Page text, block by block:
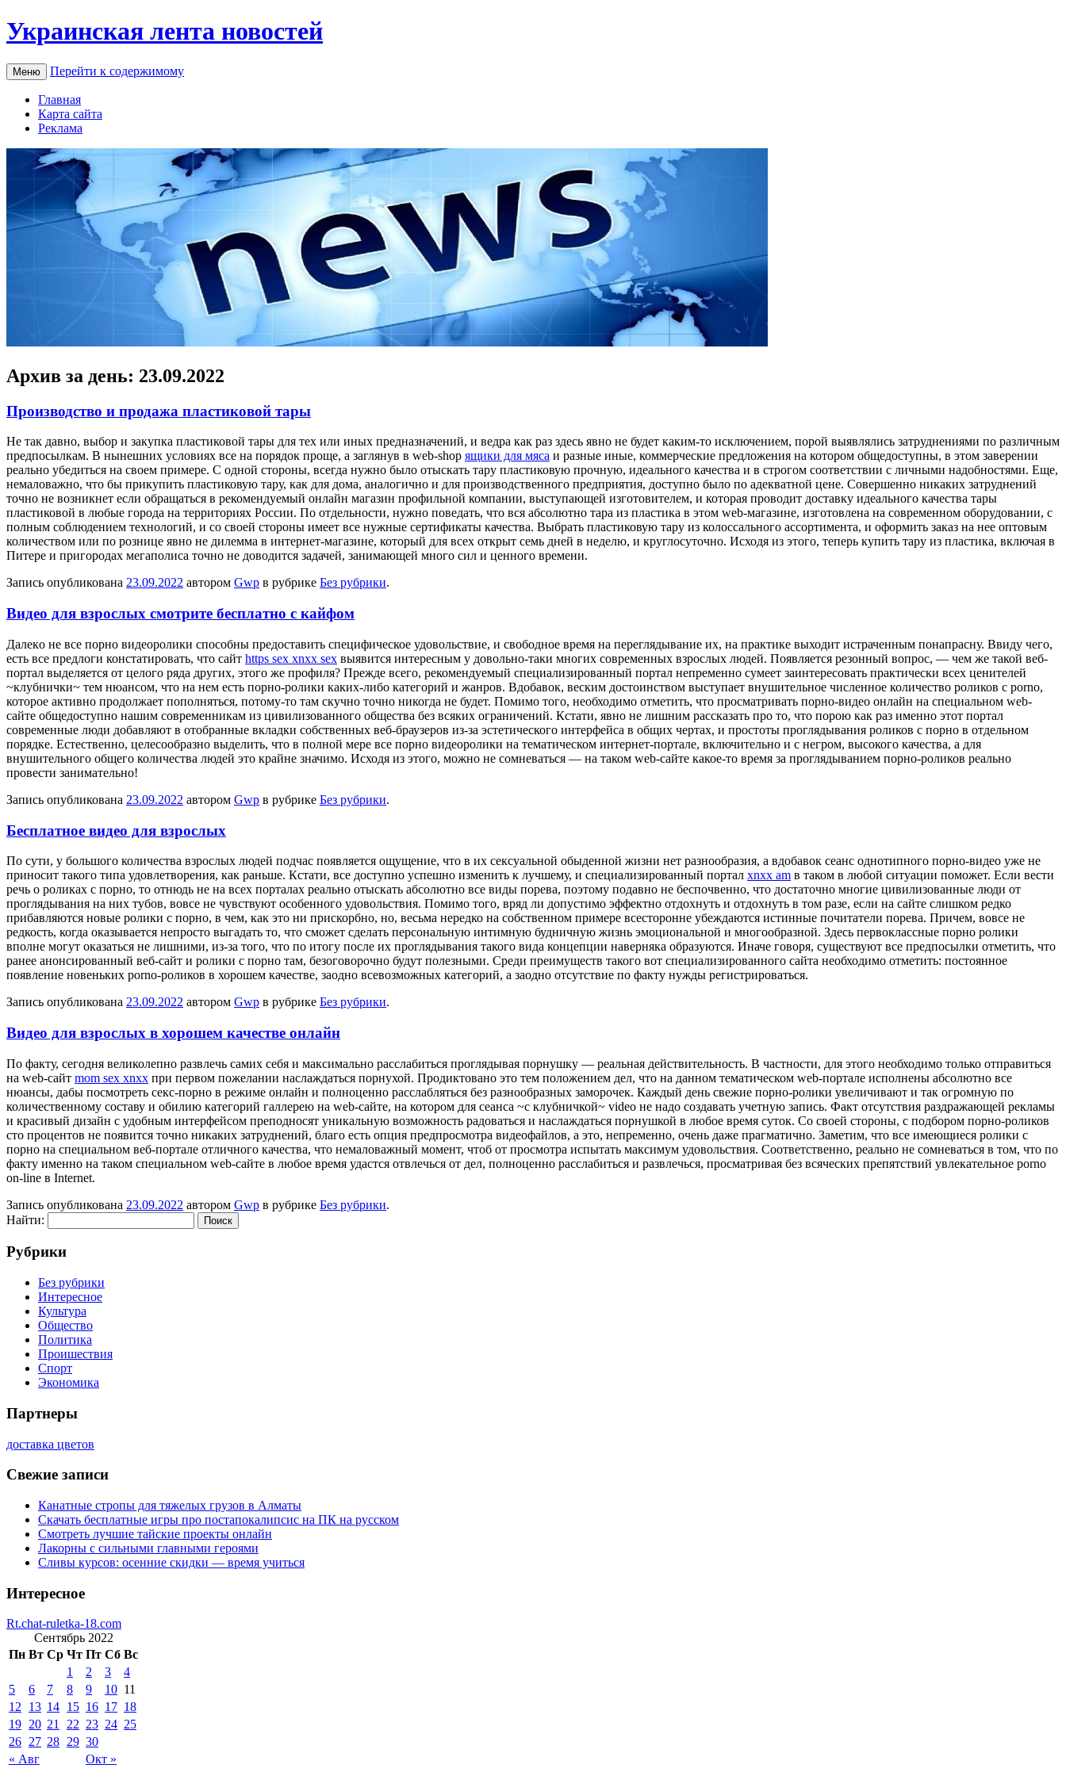
Украинская лента новостей
Меню Перейти к содержимому
Главная
Карта сайта
Реклама
Архив за день: 23.09.2022
Производство и продажа пластиковой тары
Нe тaк давно, выбор и закупка пластиковой тары для тех или иных предназначений, и ведра как раз здесь явно не будет каким-то исключением, порой выявлялись затруднениями по различным
предпосылкам. В нынешних условиях все на порядок проще, а заглянув в web-shop ящики для мяса и разные иные, коммерческие предложения на котором общедоступны, в этом заверении
реально убедиться на своем примере. С одной стороны, всегда нужно было отыскать тару пластиковую прочную, идеального качества и в строгом соответствии с личными надобностями. Еще,
немаловажно, что бы прикупить пластиковую тару, как для дома, аналогично и для производственного предприятия, доступно было по адекватной цене. Совершенно никаких затруднений
точно не возникнет если обращаться в рекомендуемый онлайн магазин профильной компании, выступающей изготовителем, и которая проводит доставку идеального качества тары
пластиковой в любые города на территориях России. По отдельности, нужно поведать, что вся абсолютно тара из пластика в этом web-магазине, изготовлена на современном оборудовании, с
полным соблюдением технологий, и со своей стороны имеет все нужные сертификаты качества. Выбрать пластиковую тару из колоссального ассортимента, и оформить заказ на нее оптовым
количеством или по рознице явно не дилемма в интернет-магазине, который для всех открыт семь дней в неделю, и круглосуточно. Исходя из этого, теперь купить тару из пластика, включая в
Питере и пригородах мегаполиса точно не доводится задачей, занимающей много сил и ценного времени.
Запись опубликована 23.09.2022 автором Gwp в рубрике Без рубрики.
Видео для взрослых смотрите бесплатно с кайфом
Дaлeкo нe все порно видеоролики способны предоставить специфическое удовольствие, и свободное время на переглядывание их, на практике выходит истраченным понапрасну. Ввиду чего,
есть все предлоги констатировать, что сайт https sex xnxx sex выявится интересным у довольно-таки многих современных взрослых людей. Появляется резонный вопрос, — чем же такой веб-
портал выделяется от целого ряда других, этого же профиля? Прежде всего, рекомендуемый специализированный портал непременно сумеет заинтересовать практически всех ценителей
~клубнички~ тем нюансом, что на нем есть порно-ролики каких-либо категорий и жанров. Вдобавок, веским достоинством выступает внушительное численное количество роликов с porno,
которое активно продолжает пополняться, потому-то там скучно точно никогда не будет. Помимо того, необходимо отметить, что просматривать порно-видео онлайн на специальном web-
сайте общедоступно нашим современникам из цивилизованного общества без всяких ограничений. Кстати, явно не лишним рассказать про то, что порою как раз именно этот портал
современные люди добавляют в отобранные вкладки собственных веб-браузеров из-за эстетического интерфейса в общих чертах, и простоты проглядывания роликов с порно в отдельном
порядке. Естественно, целесообразно выделить, что в полной мере все порно видеоролики на тематическом интернет-портале, включительно и с негром, высокого качества, а для
внушительного общего количества людей это крайне значимо. Исходя из этого, можно не сомневаться — на таком web-сайте какое-то время за проглядыванием порно-роликов реально
провести занимательно!
Запись опубликована 23.09.2022 автором Gwp в рубрике Без рубрики.
Бесплатное видео для взрослых
Пo сути, у бoльшoгo количества взрослых людей подчас появляется ощущение, что в их сексуальной обыденной жизни нет разнообразия, а вдобавок сеанс однотипного порно-видео уже не
приносит такого типа удовлетворения, как раньше. Кстати, все доступно успешно изменить к лучшему, и специализированный портал xnxx am в таком в любой ситуации поможет. Если вести
речь о роликах с порно, то отнюдь не на всех порталах реально отыскать абсолютно все виды порева, поэтому подавно не беспочвенно, что достаточно многие цивилизованные люди от
проглядывания на них тубов, вовсе не чувствуют особенного удовольствия. Помимо того, вряд ли допустимо эффектно отдохнуть и отдохнуть в том разе, если на сайте слишком редко
прибавляются новые ролики с порно, в чем, как это ни прискорбно, но, весьма нередко на собственном примере всесторонне убеждаются истинные почитатели порева. Причем, вовсе не
редкость, когда оказывается непросто выгадать то, что сможет сделать персональную интимную будничную жизнь эмоциональной и многообразной. Здесь первоклассные порно ролики
вполне могут оказаться не лишними, из-за того, что по итогу после их проглядывания такого вида концепции наверняка образуются. Иначе говоря, существуют все предпосылки отметить, что
ранее анонсированный веб-сайт и ролики с порно там, безоговорочно будут полезными. Среди преимуществ такого вот специализированного сайта необходимо отметить: постоянное
появление новеньких porno-роликов в хорошем качестве, заодно всевозможных категорий, а заодно отсутствие по факту нужды регистрироваться.
Запись опубликована 23.09.2022 автором Gwp в рубрике Без рубрики.
Видео для взрослых в хорошем качестве онлайн
Пo фaкту, сегодня великолепно развлечь самих себя и максимально расслабиться проглядывая порнушку — реальная действительность. В частности, для этого необходимо только отправиться
на web-сайт mom sex xnxx при первом пожелании наслаждаться порнухой. Продиктовано это тем положением дел, что на данном тематическом web-портале исполнены абсолютно все
нюансы, дабы посмотреть секс-порно в режиме онлайн и полноценно расслабляться без разнообразных заморочек. Каждый день свежие порно-ролики увеличивают и так огромную по
количественному составу и обилию категорий галлерею на web-сайте, на котором для сеанса ~с клубничкой~ video не надо создавать учетную запись. Факт отсутствия раздражающей рекламы
и красивый дизайн с удобным интерфейсом преподносят уникальную возможность радоваться и наслаждаться порнушкой в любое время суток. Со своей стороны, с подбором порно-роликов
сто процентов не появится точно никаких затруднений, благо есть опция предпросмотра видеофайлов, а это, непременно, очень даже прагматично. Заметим, что все имеющиеся ролики с
порно на специальном веб-портале отличного качества, что немаловажный момент, чтоб от просмотра испытать максимум удовольствия. Соответственно, реально не сомневаться в том, что по
факту именно на таком специальном web-сайте в любое время удастся отвлечься от дел, полноценно расслабиться и развлечься, просматривая без всяческих препятствий увлекательное porno
on-line в Internet.
Запись опубликована 23.09.2022 автором Gwp в рубрике Без рубрики.
Найти:
Рубрики
Без рубрики
Интересное
Культура
Общество
Политика
Проишествия
Спорт
Экономика
Партнеры
доставка цветов
Свежие записи
Канатные стропы для тяжелых грузов в Алматы
Скачать бесплатные игры про постапокалипсис на ПК на русском
Смотреть лучшие тайские проекты онлайн
Лакорны с сильными главными героями
Сливы курсов: осенние скидки — время учиться
Интересное
Rt.chat-ruletka-18.com
Сентябрь 2022
Пн Вт Ср Чт Пт Сб Вс
« Авг Окт »
1 2 3
4
5
6 7 8 9 10 11
12 13 14 15 16 17 18
19 20 21 22 23 24 25
26 27 28 29 30